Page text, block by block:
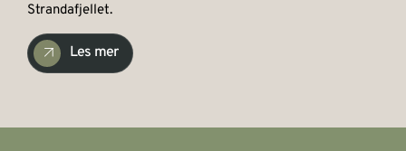
Strandafjellet.
Les mer